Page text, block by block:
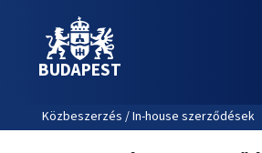
BUDAPEST
Közbeszerzés / In-house szerződések